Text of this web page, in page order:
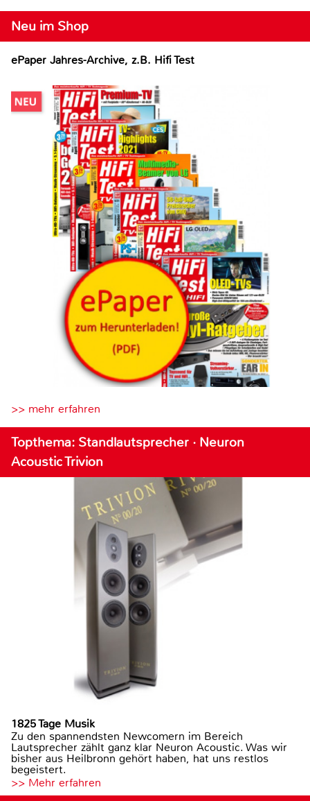
Neu im Shop
ePaper Jahres-Archive, z.B. Hifi Test
>> mehr erfahren
Topthema: Standlautsprecher · Neuron
Acoustic Trivion
1825 Tage Musik
Zu den spannendsten Newcomern im Bereich
Lautsprecher zählt ganz klar Neuron Acoustic. Was wir
bisher aus Heilbronn gehört haben, hat uns restlos
begeistert.
>> Mehr erfahren